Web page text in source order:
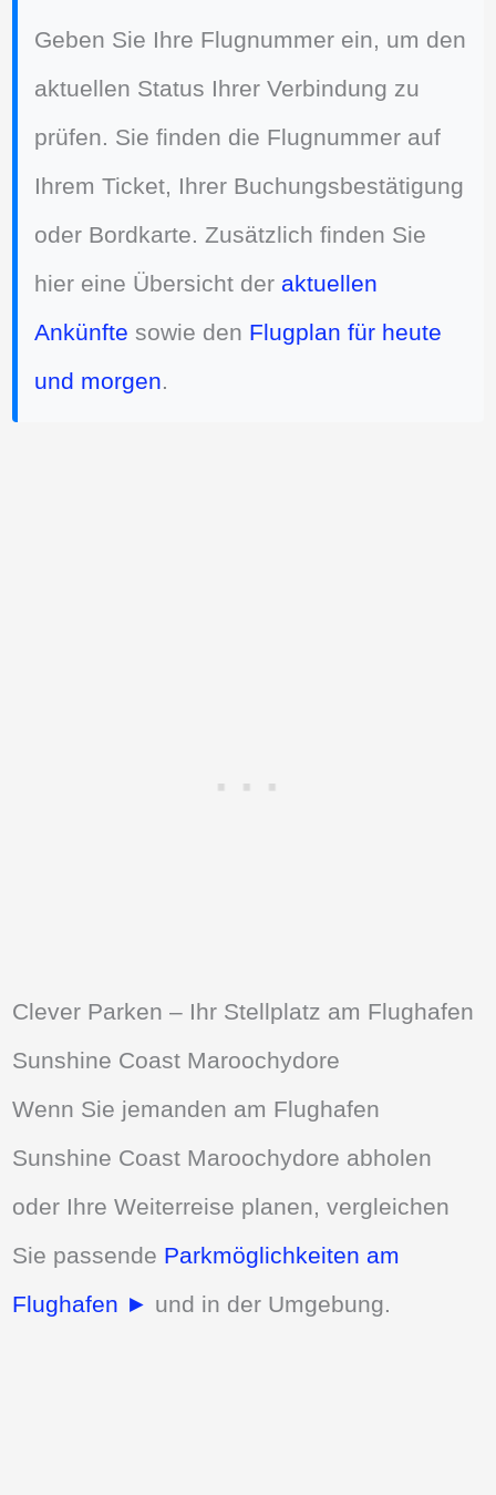
Geben Sie Ihre Flugnummer ein, um den
aktuellen Status Ihrer Verbindung zu
prüfen. Sie finden die Flugnummer auf
Ihrem Ticket, Ihrer Buchungsbestätigung
oder Bordkarte. Zusätzlich finden Sie
hier eine Übersicht der aktuellen
Ankünfte sowie den Flugplan für heute
und morgen.
Clever Parken – Ihr Stellplatz am Flughafen
Sunshine Coast Maroochydore
Wenn Sie jemanden am Flughafen
Sunshine Coast Maroochydore abholen
oder Ihre Weiterreise planen, vergleichen
Sie passende Parkmöglichkeiten am
Flughafen ► und in der Umgebung.